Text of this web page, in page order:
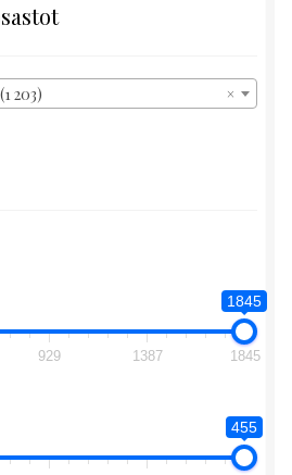
×
203)
1845
929 1387 1845
455